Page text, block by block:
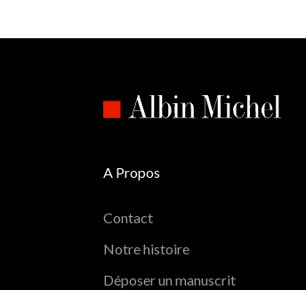
A Propos
Contact
Notre histoire
Déposer un manuscrit